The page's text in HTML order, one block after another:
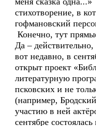
стихотворение, в
гофмановский
Конечно, тут
Да –
вот недавно, в
открыт проект
литературную
псковских и не
(например,
участию в ней
сентябре